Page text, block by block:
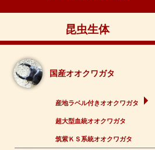
昆虫生体
国産オオクワガタ
産地ラベル付きオオクワガタ
超大型血統オオクワガタ
筑紫ＫＳ系統オオクワガタ